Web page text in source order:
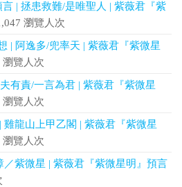
| 拯患救難/是唯聖人 | 紫薇君『紫
瀏覽人次
| 阿逸多/兜率天 | 紫薇君『紫微星
瀏覽人次
有責/一言為君 | 紫薇君『紫微星
瀏覽人次
龍山上甲乙閣 | 紫薇君『紫微星
瀏覽人次
紫微星 | 紫薇君『紫微星明』預言